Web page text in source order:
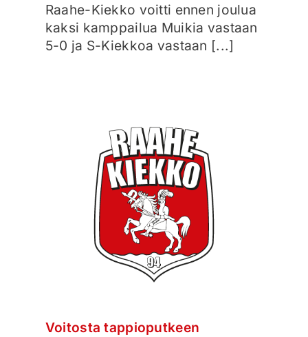
Raahe-Kiekko voitti ennen joulua
kaksi kamppailua Muikia vastaan
5-0 ja S-Kiekkoa vastaan [...]
Voitosta tappioputkeen